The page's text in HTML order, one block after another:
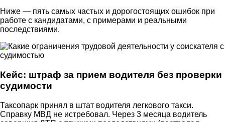
Ниже — пять самых частых и дорогостоящих ошибок при
работе с кандидатами, с примерами и реальными
последствиями.
Кейс: штраф за прием водителя без проверки
судимости
Таксопарк принял в штат водителя легкового такси.
Справку МВД не истребовал. Через 3 месяца водитель